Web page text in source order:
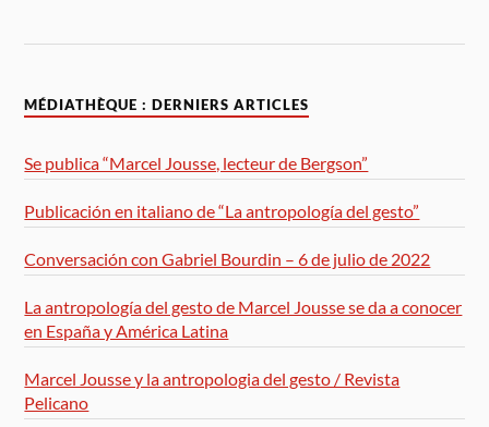
MÉDIATHÈQUE : DERNIERS ARTICLES
Se publica “Marcel Jousse, lecteur de Bergson”
Publicación en italiano de “La antropología del gesto”
Conversación con Gabriel Bourdin – 6 de julio de 2022
La antropología del gesto de Marcel Jousse se da a conocer
en España y América Latina
Marcel Jousse y la antropologia del gesto / Revista
Pelicano